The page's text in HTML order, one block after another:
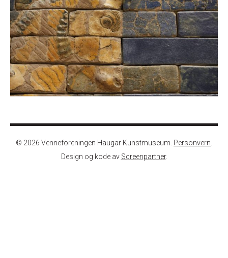
Kontakt
© 2026 Venneforeningen Haugar Kunstmuseum. Personvern
Design og kode av Screenpartner.